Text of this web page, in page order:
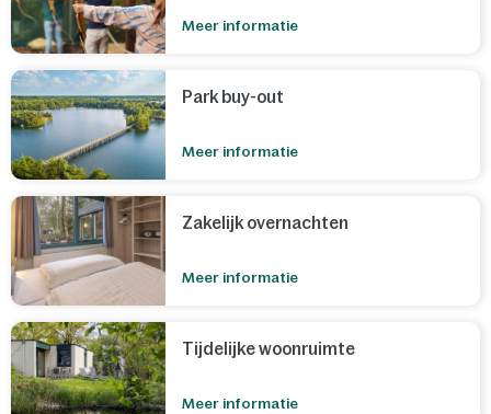
Meer informatie
Park buy-out
Meer informatie
Zakelijk overnachten
Meer informatie
Tijdelijke woonruimte
Meer informatie